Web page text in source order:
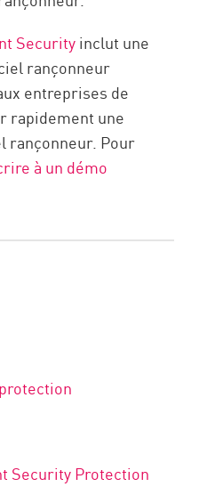
Securityinclut une
rançonneur
entreprises de
rapidement une
rançonneur. Pour
à un démo
Security Protection